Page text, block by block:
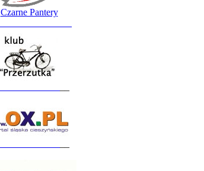
Czarne Pantery